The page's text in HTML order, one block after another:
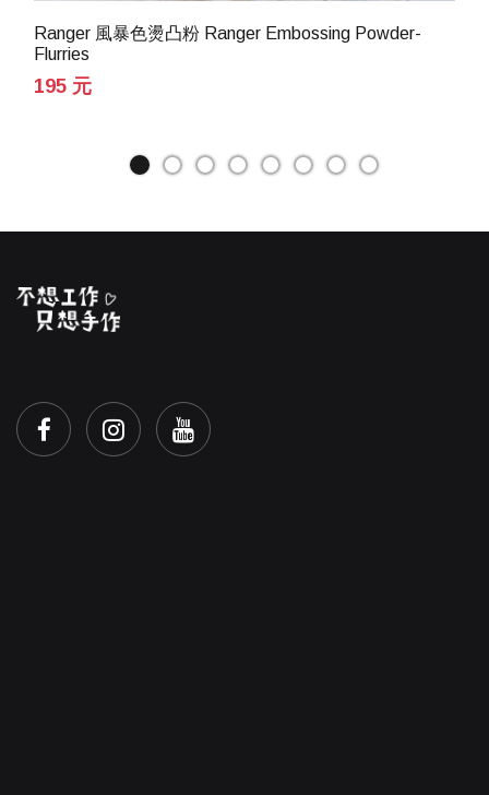
Ranger 風暴色燙凸粉 Ranger Embossing Powder-
Flurries
195 元